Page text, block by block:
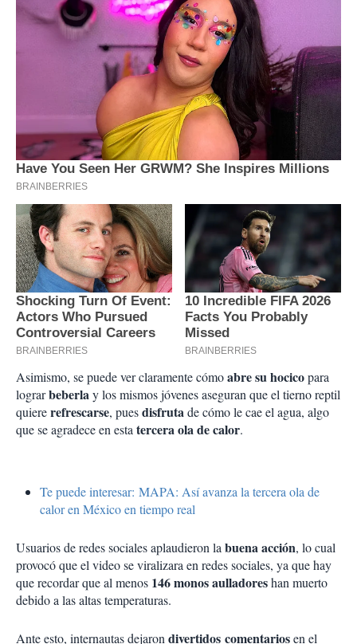
Asimismo, se puede ver claramente cómoabre su hocicopara
lograrbeberlay los mismos jóvenes aseguran que el tierno reptil
quiererefrescarse, puesdisfrutade cómo le cae el agua, algo
que se agradece en estatercera ola de calor.
Te puede interesar: MAPA: Así avanza la tercera ola de
calor en México en tiempo real
Usuarios de redes sociales aplaudieron labuena acción, lo cual
provocó que el video se viralizara en redes sociales, ya que hay
que recordar que al menos 146 monos aulladoreshan muerto
debido a las altas temperaturas.
Ante esto, internautas dejarondivertidos comentariosen el